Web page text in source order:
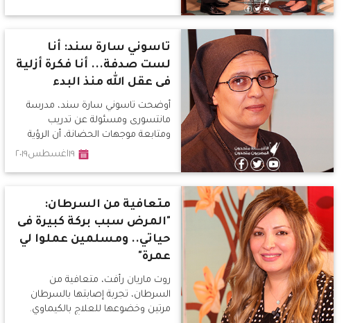
تاسوني سارة سند: أنا
لست صدفة... أنا فكرة أزلية
فى عقل الله منذ البدء
أوضحت تاسوني سارة سند، مدرسة
مانتسورى ومسئولة عن تدريب
ومتابعة موجهات الحضانة، أن الرؤية
١٩اغسطس٢٠١٩
متعافية من السرطان:
"المرض سبب بركة كبيرة فى
حياتي.. ومسلمين عملوا لي
عمرة"
روت ماريان رأفت، متعافية من
السرطان، تجربة إصابتها بالسرطان
مرتين وخضوعها للعلاج بالكيماوي.